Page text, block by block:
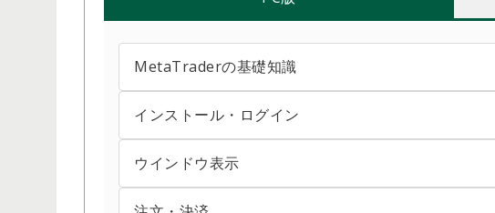
MetaTraderの基礎知識
MT4/MT5からデモ口座を開設する方法
MetaTraderのショートカットキー操作
MetaTraderの初期画面と見方
インストール・ログイン
MetaTraderをアンインストールする方法
ダウンロード・インストールする方法（Mac版）
ウインドウ表示